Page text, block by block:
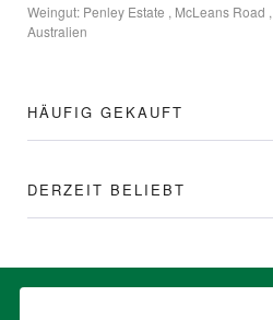
Weingut: Penley Estate , McLeans Road
Australien
HÄUFIG GEKAUFT
DERZEIT BELIEBT